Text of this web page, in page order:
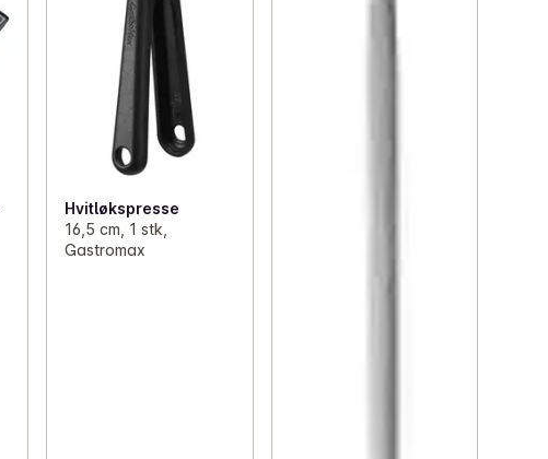
Hvitløkspresse
16,5 cm, 1 stk,
Gastromax